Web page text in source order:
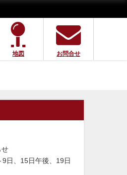
地図 お問合せ
せ
日、15日午後、19日